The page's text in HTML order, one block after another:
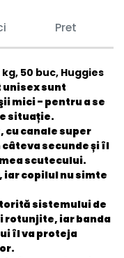
Pret
50 buc, Huggies
unisex sunt
mici - pentru a se
situație.
canale super
secunde și îl
scutecului.
iar copilul nu simte
sistemului de
rotunjite, iar banda
îl va proteja